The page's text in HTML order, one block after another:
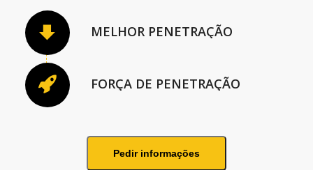
MELHOR PENETRAÇÃO
FORÇA DE PENETRAÇÃO
Pedir informações